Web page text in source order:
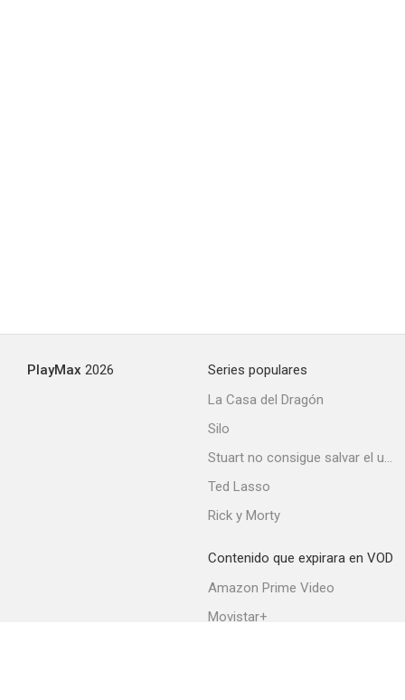
PlayMax 2026
Series populares
La Casa del Dragón
Silo
Stuart no consigue salvar el universo
Ted Lasso
Rick y Morty
Contenido que expirara en VOD
Amazon Prime Video
Movistar+